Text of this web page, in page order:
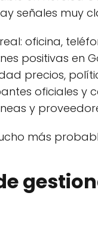
señales muy
oficina,
positivas en
precios,
oficiales y
y
más